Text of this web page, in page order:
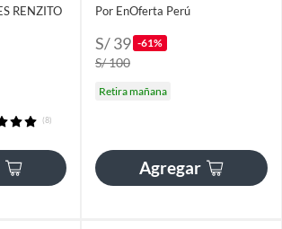
RENZITO
(8)
Por EnOferta Perú
S/ 39 -61%
S/ 100
Retira mañana
Agregar